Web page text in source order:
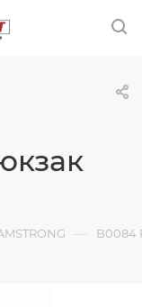
— B0084